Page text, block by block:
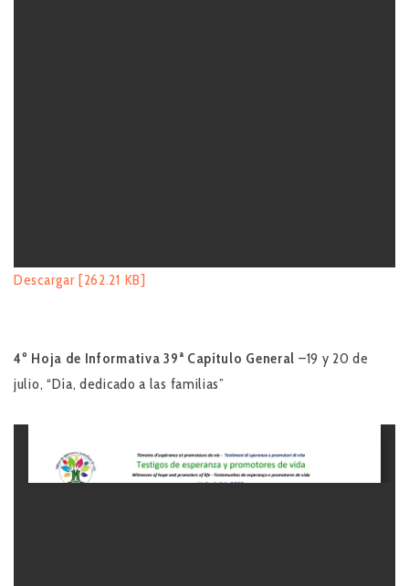
Descargar [262.21 KB]
4º Hoja de Informativa39ª Capítulo General –19 y 20 de
julio, “Día, dedicado a las familias”